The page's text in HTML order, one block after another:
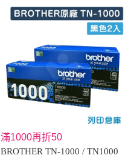
滿1000再折50
BROTHER TN-1000 / TN1000